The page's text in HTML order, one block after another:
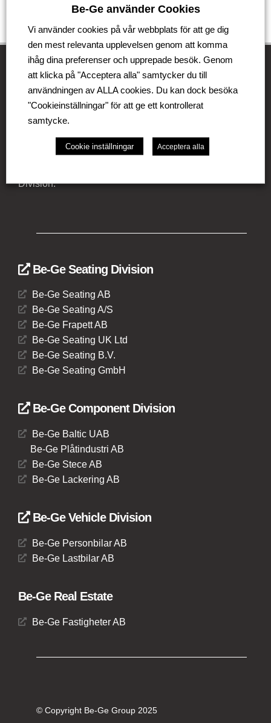
Be-Ge Koncernen
Be-Ge Koncernen är en familjeägd företagsgrupp med
Litauen, Nederländerna och Tyskland. Koncernen
omfattar affärsområdena Be-Ge Seating Division,
Division.
Be-Ge Seating Division
Be-Ge Seating AB
Be-Ge Seating A/S
Be-Ge Frapett AB
Be-Ge Seating UK Ltd
Be-Ge Seating B.V.
Be-Ge Seating GmbH
Be-Ge Component Division
Be-Ge Baltic UAB
Be-Ge Plåtindustri AB
Be-Ge Stece AB
Be-Ge Lackering AB
Be-Ge Vehicle Division
Be-Ge Personbilar AB
Be-Ge Lastbilar AB
Be-Ge Real Estate
Be-Ge Fastigheter AB
© Copyright Be-Ge Group 2025
Be-Ge använder Cookies
Vi använder cookies på vår webbplats för att ge dig
den mest relevanta upplevelsen genom att komma
ihåg dina preferenser och upprepade besök. Genom
att klicka på "Acceptera alla" samtycker du till
användningen av ALLA cookies. Du kan dock besöka
"Cookieinställningar" för att ge ett kontrollerat
samtycke.
Cookie inställningar Acceptera alla